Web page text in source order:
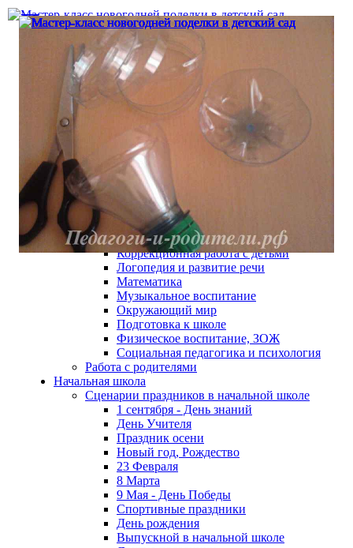
Главная
Детский сад
Сценарии праздников в детском саду
День Воспитателя
Праздник осени
Новый год, Рождество
23 Февраля
8 Марта
9 Мая - День Победы
Спортивные праздники
День рождения
Выпускной в детском саду
Другие праздники
Конспекты занятий для детского сада
Игровая деятельность
ИЗО и ручной труд
Коррекционная работа с детьми
Логопедия и развитие речи
Математика
Музыкальное воспитание
Окружающий мир
Подготовка к школе
Физическое воспитание, ЗОЖ
Социальная педагогика и психология
Работа с родителями
Начальная школа
Сценарии праздников в начальной школе
1 сентября - День знаний
День Учителя
Праздник осени
Новый год, Рождество
23 Февраля
8 Марта
9 Мая - День Победы
Спортивные праздники
День рождения
Выпускной в начальной школе